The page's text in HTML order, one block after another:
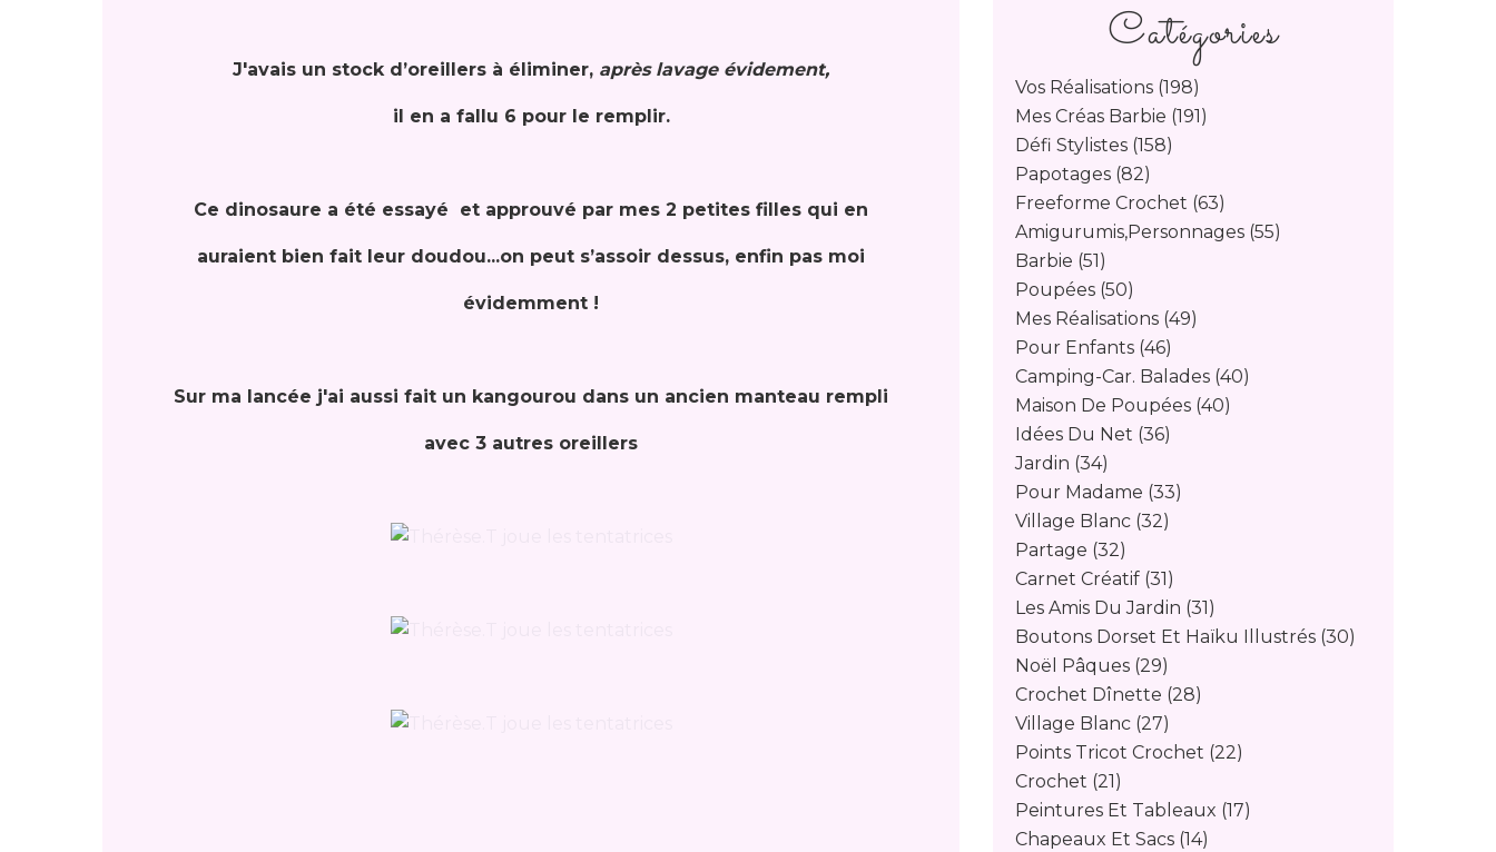
J'avais un stock d’oreillers à éliminer, après lavage évidement,
il en a fallu 6 pour le remplir.
Ce dinosaure a été essayé et approuvé par mes 2 petites filles qui en
auraient bien fait leur doudou...on peut s’assoir dessus, enfin pas moi
évidemment !
Sur ma lancée j'ai aussi fait un kangourou dans un ancien manteau rempli
avec 3 autres oreillers
Catégories
Vos Réalisations (198)
Mes Créas Barbie (191)
Défi Stylistes (158)
Papotages (82)
Freeforme Crochet (63)
Amigurumis,personnages (55)
Barbie (51)
Poupées (50)
Mes Réalisations (49)
Pour Enfants (46)
Camping-Car. Balades (40)
Maison De Poupées (40)
Idées Du Net (36)
Jardin (34)
Pour Madame (33)
Village Blanc (32)
Partage (32)
Carnet Créatif (31)
Les Amis Du Jardin (31)
Boutons Dorset Et Haïku Illustrés (30)
Noël Pâques (29)
Crochet Dînette (28)
Village Blanc (27)
Points Tricot Crochet (22)
Crochet (21)
Peintures Et Tableaux (17)
Chapeaux Et Sacs (14)